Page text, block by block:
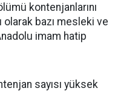
kontenjanlarını
olarak bazı mesleki ve
imam hatip
sayısı yüksek